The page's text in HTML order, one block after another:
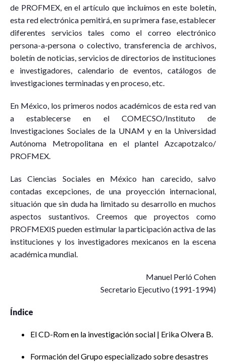
de PROFMEX, en el artículo que incluímos en este boletín,
esta red electrónica pemitirá, en su primera fase, establecer
diferentes servicios tales como el correo electrónico
persona-a-persona o colectivo, transferencia de archivos,
boletín de noticias, servicios de directorios de instituciones
e investigadores, calendario de eventos, catálogos de
investigaciones terminadas y en proceso, etc.
En México, los primeros nodos académicos de esta red van
a establecerse en el COMECSO/Instituto de
Investigaciones Sociales de la UNAM y en la Universidad
Autónoma Metropolitana en el plantel Azcapotzalco/
PROFMEX.
Las Ciencias Sociales en México han carecido, salvo
contadas excepciones, de una proyección internacional,
situación que sin duda ha limitado su desarrollo en muchos
aspectos sustantivos. Creemos que proyectos como
PROFMEXIS pueden estimular la participación activa de las
instituciones y los investigadores mexicanos en la escena
académica mundial.
Manuel Perló Cohen
Secretario Ejecutivo (1991-1994)
Índice
El CD-Rom en la investigación social | Erika Olvera B.
Formación del Grupo especializado sobre desastres